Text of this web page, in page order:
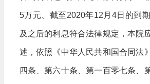
5万元、截至2020年12月4日的到
及之后的利息符合法律规定，本院
述，依照《中华人民共和国合同法
四条、第六十条、第一百零七条、